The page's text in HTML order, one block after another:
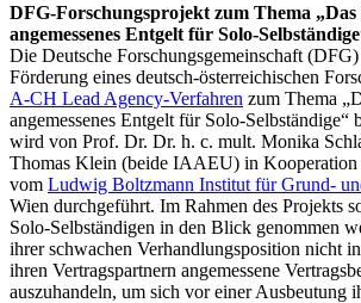
DFG-Forschungsprojekt zum Thema „Das
angemessenes Entgelt für Solo-
Die Deutsche Forschungsgemeinschaft
Förderung eines deutsch-österreichischen
A-CH Lead Agency-Verfahren zum Thema
angemessenes Entgelt für Solo-
wird von Prof. Dr. Dr. h. c. mult. Monika
Thomas Klein (beide IAAEU) in
vom Ludwig Boltzmann Institut für Grund-
Wien durchgeführt. Im Rahmen des Projekts
Solo-Selbständigen in den Blick genommen
ihrer schwachen Verhandlungsposition nicht
ihren Vertragspartnern angemessene
auszuhandeln, um sich vor einer Ausbeutung